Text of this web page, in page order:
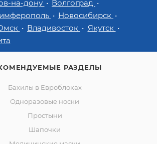
на-дону
Волгоград
Новосибирск
Владивосток
Якутск
РАЗДЕЛЫ
Бахилы в Евроблоках
Одноразовые носки
Простыни
Шапочки